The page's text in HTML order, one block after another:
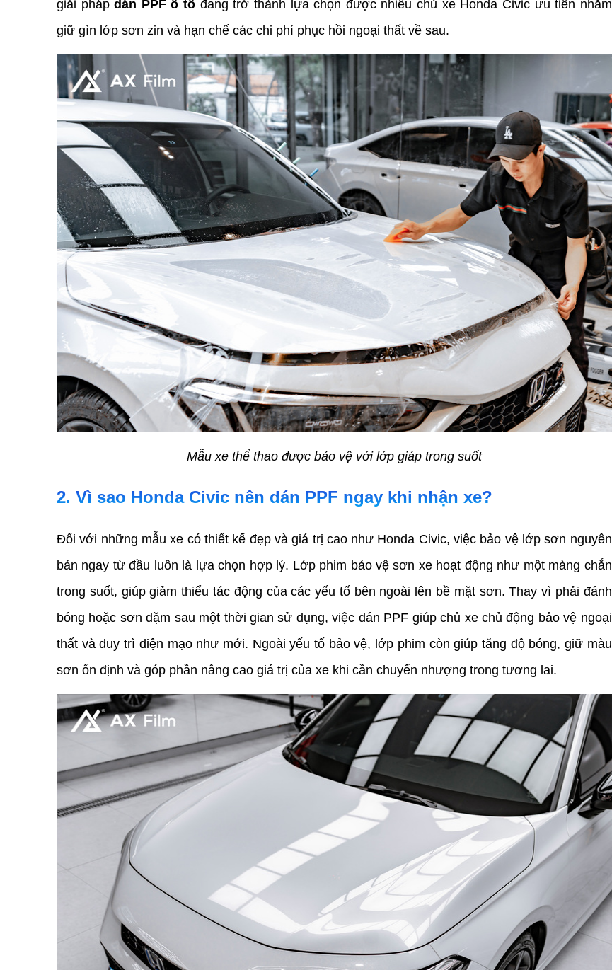
giải pháp dán PPF ô tô đang trở thành lựa chọn được nhiều chủ xe Honda Civic ưu tiên nhằm
giữ gìn lớp sơn zin và hạn chế các chi phí phục hồi ngoại thất về sau.
Mẫu xe thể thao được bảo vệ với lớp giáp trong suốt
2. Vì sao Honda Civic nên dán PPF ngay khi nhận xe?
Đối với những mẫu xe có thiết kế đẹp và giá trị cao như Honda Civic, việc bảo vệ lớp sơn nguyên
bản ngay từ đầu luôn là lựa chọn hợp lý. Lớp phim bảo vệ sơn xe hoạt động như một màng chắn
trong suốt, giúp giảm thiểu tác động của các yếu tố bên ngoài lên bề mặt sơn. Thay vì phải đánh
bóng hoặc sơn dặm sau một thời gian sử dụng, việc dán PPF giúp chủ xe chủ động bảo vệ ngoại
thất và duy trì diện mạo như mới. Ngoài yếu tố bảo vệ, lớp phim còn giúp tăng độ bóng, giữ màu
sơn ổn định và góp phần nâng cao giá trị của xe khi cần chuyển nhượng trong tương lai.